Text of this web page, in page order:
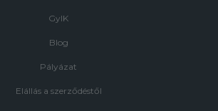
GyIK
Blog
Pályázat
Elállás a szerződéstől